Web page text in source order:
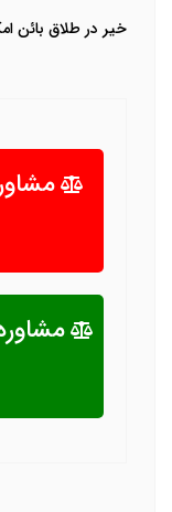
خیر در طلاق بائن